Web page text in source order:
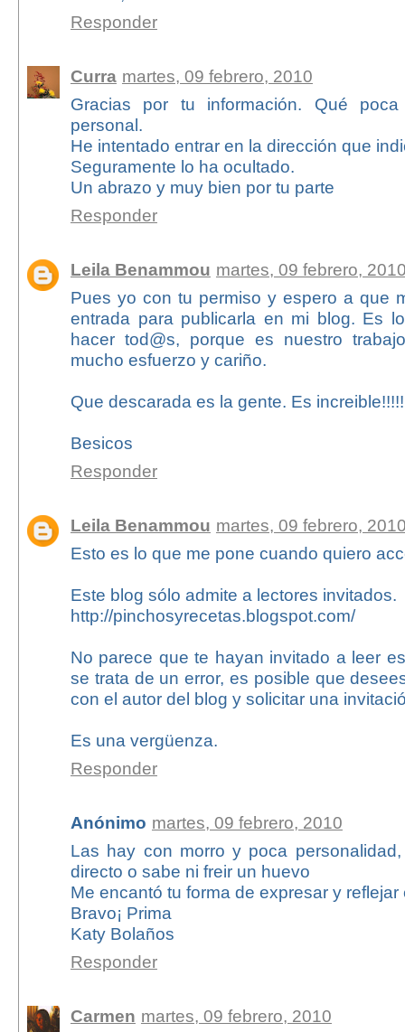
Responder
Curra martes, 09 febrero, 2010
Gracias por tu información. Qué
personal.
He intentado entrar en la dirección que
Seguramente lo ha ocultado.
Un abrazo y muy bien por tu parte
Responder
Leila Benammou martes, 09 febrero,
Pues yo con tu permiso y espero a que
entrada para publicarla en mi blog. Es
hacer tod@s, porque es nuestro
mucho esfuerzo y cariño.
Que descarada es la gente. Es increible!!!!!
Besicos
Responder
Leila Benammou martes, 09 febrero,
Esto es lo que me pone cuando quiero
Este blog sólo admite a lectores invitados.
http://pinchosyrecetas.blogspot.com/
No parece que te hayan invitado a leer
se trata de un error, es posible que
con el autor del blog y solicitar una
Es una vergüenza.
Responder
Anónimo martes, 09 febrero, 2010
Las hay con morro y poca
directo o sabe ni freir un huevo
Me encantó tu forma de expresar y reflejar
Bravo¡ Prima
Katy Bolaños
Responder
Carmen martes, 09 febrero, 2010